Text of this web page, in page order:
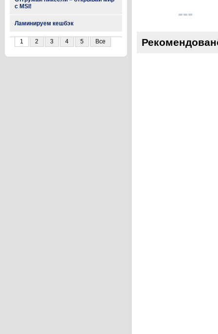
с MSI!
Ламинируем кешбэк
1 2 3 4 5 Все